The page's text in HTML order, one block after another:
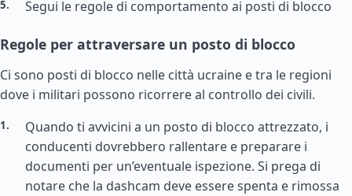
Segui le regole di comportamento ai posti di blocco
Regole per attraversare un posto di blocco
Ci sono posti di blocco nelle città ucraine e tra le regioni
dove i militari possono ricorrere al controllo dei civili.
Quando ti avvicini a un posto di blocco attrezzato, i
conducenti dovrebbero rallentare e preparare i
documenti per un’eventuale ispezione. Si prega di
notare che la dashcam deve essere spenta e rimossa